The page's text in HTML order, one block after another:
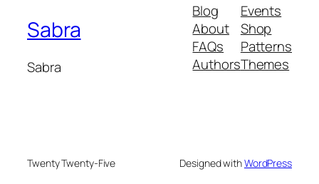
Sabra
Sabra
Blog
About
FAQs
Authors
Events
Shop
Patterns
Themes
Twenty Twenty-Five Designed withWordPress